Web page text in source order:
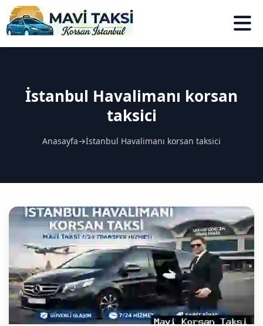
İstanbul Havalimanı korsan
taksici
Anasayfa→İstanbul Havalimanı korsan taksici